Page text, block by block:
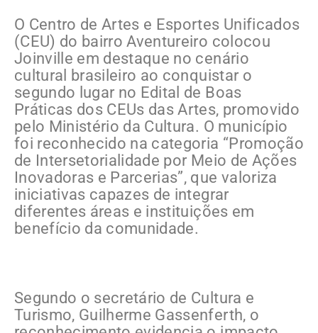
O Centro de Artes e Esportes Unificados
(CEU) do bairro Aventureiro colocou
Joinville em destaque no cenário
cultural brasileiro ao conquistar o
segundo lugar no Edital de Boas
Práticas dos CEUs das Artes, promovido
pelo Ministério da Cultura. O município
foi reconhecido na categoria “Promoção
de Intersetorialidade por Meio de Ações
Inovadoras e Parcerias”, que valoriza
iniciativas capazes de integrar
diferentes áreas e instituições em
benefício da comunidade.
Segundo o secretário de Cultura e
Turismo, Guilherme Gassenferth, o